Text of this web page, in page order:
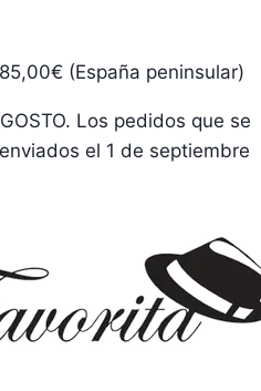
(España peninsular)
Los pedidos que se
el 1 de septiembre